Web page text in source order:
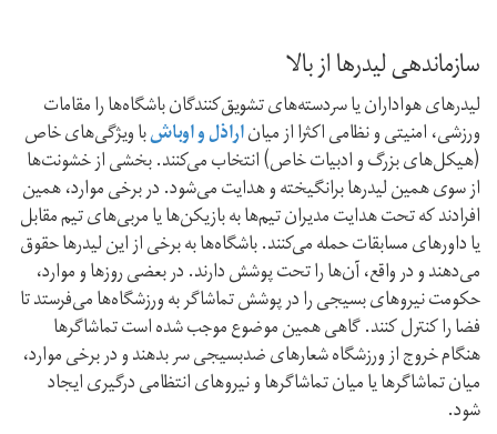
سازماندهی لیدرها از بالا
لیدرهای هواداران یا سردسته‌های تشویق‌کنندگان باشگاه‌ها را مقامات
ورزشی، امنیتی و نظامی اکثرا از میاناراذل و اوباشبا ویژگی‌های خاص
(هیکل‌های بزرگ و ادبیات خاص) انتخاب می‌کنند. بخشی از خشونت‌ها
از سوی همین لیدرها برانگیخته و هدایت می‌شود. در برخی موارد، همین
افرادند که تحت هدایت مدیران تیم‌ها به بازیکن‌ها یا مربی‌های تیم مقابل
یا داورهای مسابقات حمله می‌کنند. باشگاه‌ها به برخی از این لیدرها حقوق
می‌دهند و در واقع، آن‌ها را تحت پوشش دارند. در بعضی روزها و موارد،
حکومت نیروهای بسیجی را در پوشش تماشاگر به ورزشگاه‌ها می‌فرستد تا
فضا را کنترل کنند. گاهی همین موضوع موجب شده‌ است تماشاگرها
هنگام خروج از ورزشگاه شعارهای ضد‌بسیجی سر بدهند و در برخی موارد،
میان تماشاگرها یا میان تماشاگرها و نیروهای انتظامی درگیری ایجاد
شود.